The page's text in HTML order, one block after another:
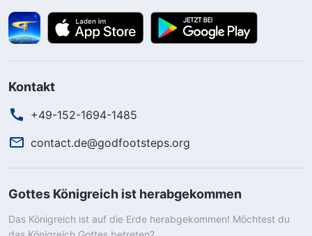
Kontakt
+49-152-1694-1485
contact.de@godfootsteps.org
Gottes Königreich ist herabgekommen
Das Königreich ist auf die Erde herabgekommen! Möchtest du